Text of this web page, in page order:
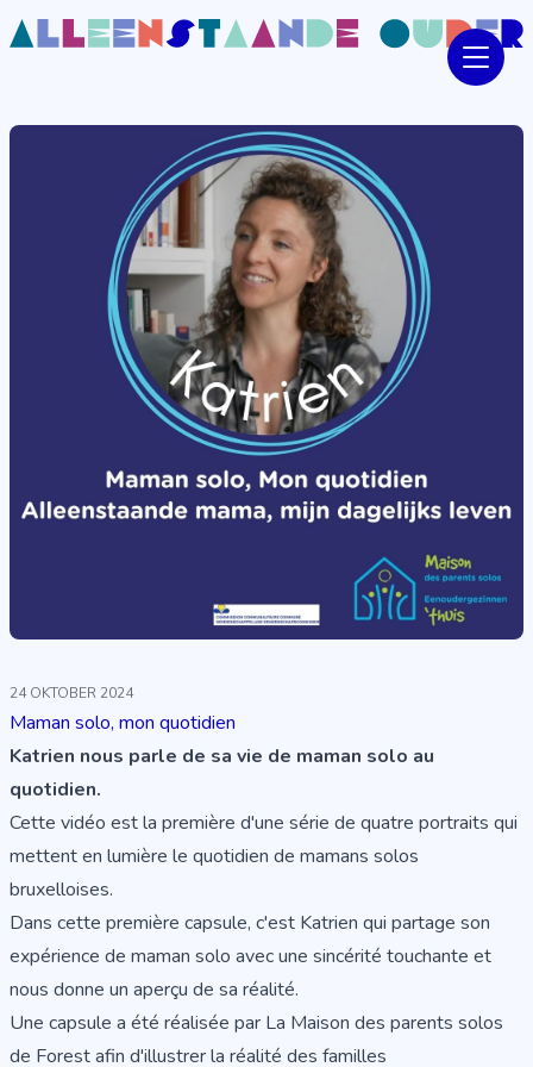
24 OKTOBER 2024
Maman solo, mon quotidien
Katrien nous parle de sa vie de maman solo au
quotidien.
Cette vidéo est la première d'une série de quatre portraits qui
mettent en lumière le quotidien de mamans solos
bruxelloises.
Dans cette première capsule, c'est Katrien qui partage son
expérience de maman solo avec une sincérité touchante et
nous donne un aperçu de sa réalité.
Une capsule a été réalisée par La Maison des parents solos
de Forest afin d'illustrer la réalité des familles